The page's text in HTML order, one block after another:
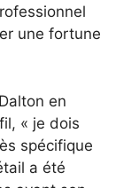
une fortune
en
« je dois
spécifique
a été